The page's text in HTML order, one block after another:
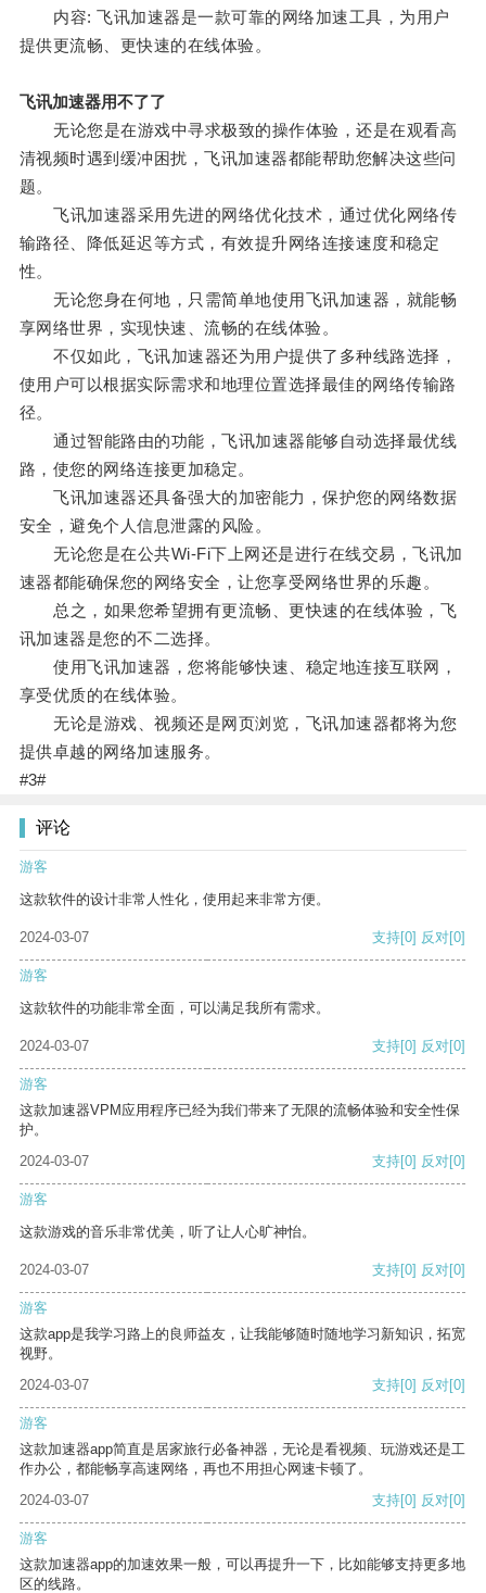
内容: 飞讯加速器是一款可靠的网络加速工具，为用户
提供更流畅、更快速的在线体验。
飞讯加速器用不了了
无论您是在游戏中寻求极致的操作体验，还是在观看高
清视频时遇到缓冲困扰，飞讯加速器都能帮助您解决这些问
题。
飞讯加速器采用先进的网络优化技术，通过优化网络传
输路径、降低延迟等方式，有效提升网络连接速度和稳定
性。
无论您身在何地，只需简单地使用飞讯加速器，就能畅
享网络世界，实现快速、流畅的在线体验。
不仅如此，飞讯加速器还为用户提供了多种线路选择，
使用户可以根据实际需求和地理位置选择最佳的网络传输路
径。
通过智能路由的功能，飞讯加速器能够自动选择最优线
路，使您的网络连接更加稳定。
飞讯加速器还具备强大的加密能力，保护您的网络数据
安全，避免个人信息泄露的风险。
无论您是在公共Wi-Fi下上网还是进行在线交易，飞讯加
速器都能确保您的网络安全，让您享受网络世界的乐趣。
总之，如果您希望拥有更流畅、更快速的在线体验，飞
讯加速器是您的不二选择。
使用飞讯加速器，您将能够快速、稳定地连接互联网，
享受优质的在线体验。
无论是游戏、视频还是网页浏览，飞讯加速器都将为您
提供卓越的网络加速服务。
#3#
评论
游客
这款软件的设计非常人性化，使用起来非常方便。
2024-03-07 支持[0] 反对[0]
游客
这款软件的功能非常全面，可以满足我所有需求。
2024-03-07 支持[0] 反对[0]
游客
这款加速器VPM应用程序已经为我们带来了无限的流畅体验和安全性保
护。
2024-03-07
支持[0] 反对[0]
游客
这款游戏的音乐非常优美，听了让人心旷神怡。
2024-03-07 支持[0] 反对[0]
游客
这款app是我学习路上的良师益友，让我能够随时随地学习新知识，拓宽
视野。
2024-03-07
支持[0] 反对[0]
游客
这款加速器app简直是居家旅行必备神器，无论是看视频、玩游戏还是工
作办公，都能畅享高速网络，再也不用担心网速卡顿了。
2024-03-07
支持[0] 反对[0]
游客
这款加速器app的加速效果一般，可以再提升一下，比如能够支持更多地
区的线路。